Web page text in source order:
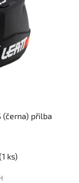
(černa) přilba
ks)